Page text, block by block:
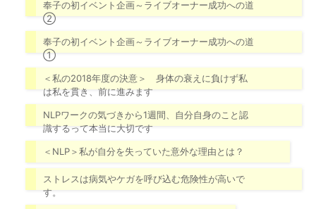
奉子の初イベント企画～ライブオーナー成功への道
②
奉子の初イベント企画～ライブオーナー成功への道
①
＜私の2018年度の決意＞ 身体の衰えに負けず私
は私を貫き、前に進みます
NLPワークの気づきから1週間、自分自身のこと認
識するって本当に大切です
＜NLP＞私が自分を失っていた意外な理由とは？
ストレスは病気やケガを呼び込む危険性が高いで
す。